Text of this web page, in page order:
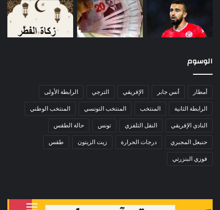
الوسوم
أمطار أنس جابر الإفريقي الترجي الرابطة الأولى
الرابطة الثانية المنتخب المنتخب التونسي المنتخب الوطني
النادي الإفريقي النقل التلفزي تونس حالة الطقس
حنبعل المجبري درجات الحرارة زيت الزيتون طقس
فوزي البنزرتي